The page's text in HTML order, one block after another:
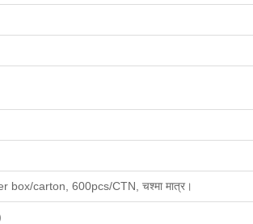
box/carton, 600pcs/CTN, चश्मा मात्र।